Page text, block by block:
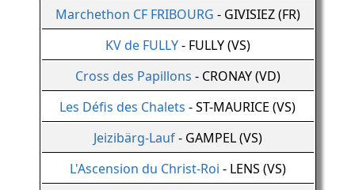
Marchethon CF FRIBOURG - GIVISIEZ (FR)
KV de FULLY- FULLY (VS)
Cross des Papillons - CRONAY (VD)
Les Défis des Chalets - ST-MAURICE (VS)
Jeizibärg-Lauf- GAMPEL (VS)
L'Ascension du Christ-Roi - LENS (VS)